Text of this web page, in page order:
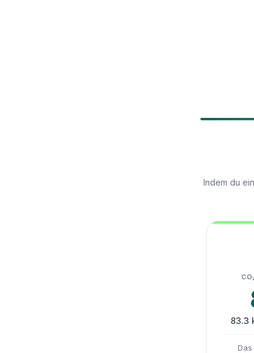
Indem du
83.3